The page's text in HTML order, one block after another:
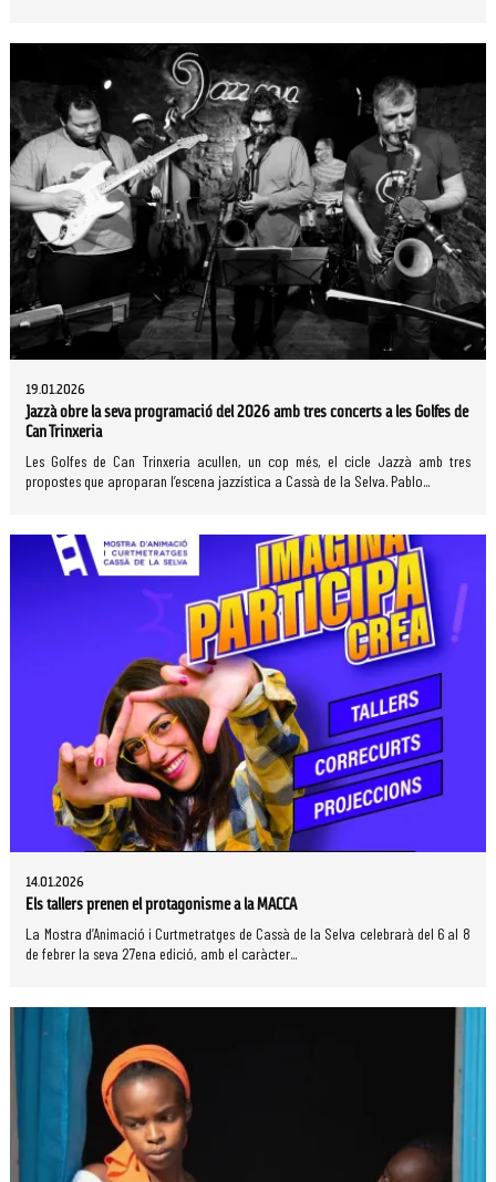
19.01.2026
Jazzà obre la seva programació del 2026 amb tres concerts a les Golfes de
Can Trinxeria
Les Golfes de Can Trinxeria acullen, un cop més, el cicle Jazzà amb tres
propostes que aproparan l’escena jazzística a Cassà de la Selva. Pablo...
14.01.2026
Els tallers prenen el protagonisme a la MACCA
La Mostra d’Animació i Curtmetratges de Cassà de la Selva celebrarà del 6 al 8
de febrer la seva 27ena edició, amb el caràcter...